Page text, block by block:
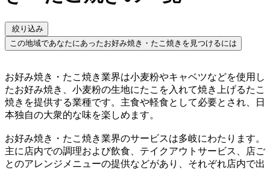
絞り込み
この地域であなたにあったお好み焼き・たこ焼きを見つけるには
お好み焼き・たこ焼き業界は小麦粉やキャベツなどを使用し
たお好み焼き、小麦粉の生地にたこを入れて焼き上げるたこ
焼きを提供する業種です。主食や軽食として必要とされ、日
本独自の大衆的な味を楽しめます。
お好み焼き・たこ焼き業界のサービスは多岐にわたります。
主に店内での調理および飲食、テイクアウトサービス、店ご
とのアレンジメニューの提供などがあり、それぞれ店内で出